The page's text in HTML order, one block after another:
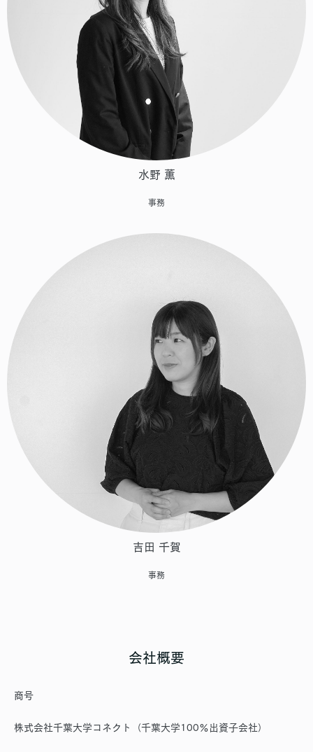
水野 薫
事務
吉田 千賀
事務
会社概要
商号
株式会社千葉大学コネクト（千葉大学100％出資子会社）